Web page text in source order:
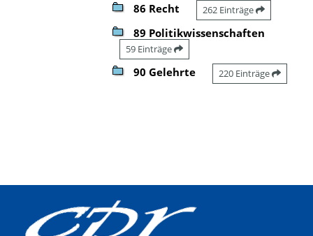
86 Recht 262 Einträge
89 Politikwissenschaften
59 Einträge
90 Gelehrte 220 Einträge